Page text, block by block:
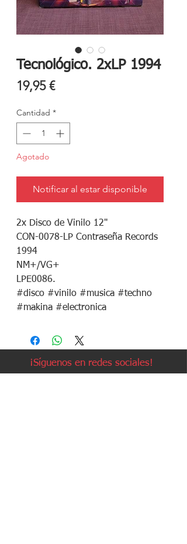
Tecnológico. 2xLP 1994
19,95 €Precio
Cantidad *
Agotado
Notificar al estar disponible
2x Disco de Vinilo 12"
CON-0078-LP Contraseña Records
1994
NM+/VG+
LPE0086.
#disco #vinilo #musica #techno
#makina #electronica
¡Síguenos en redes sociales!